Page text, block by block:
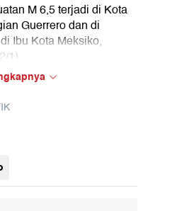
M 6,5 terjadi di Kota
Guerrero dan di
Ibu Kota Meksiko,
1)
Richter ini melanda
bagian Guerrero pada